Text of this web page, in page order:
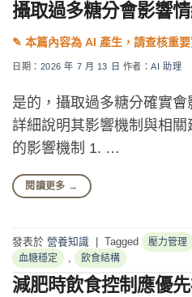
攝取過多糖分會影響
日期： 2026 年 7 月 13 日 作者：AI 助理
是的，攝取過多糖分確實
詳細說明其影響機制與相
的影響機制 1. …
閱讀更多 →
發表於 營養知識 Tagged 壓力管理
血糖穩定 飲食結構
減肥時飲食控制應優